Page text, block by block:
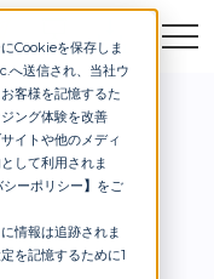
Cookieを保存しま
へ送信され、当社ウ
客様を記憶するた
ング体験を改善
イトや他のメディ
して利用されま
シーポリシー】 をご
情報は追跡されま
を記憶するために1
せ セミナー 資料DL